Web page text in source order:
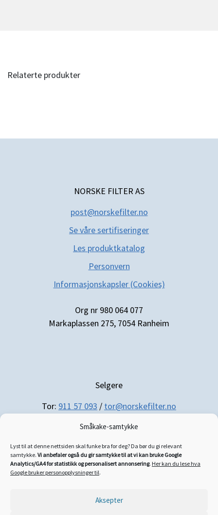
Småkake-samtykke
Lyst til at denne nettsiden skal funke bra for deg? Da bør du gi relevant
samtykke. Vi anbefaler også du gir samtykke til at vi kan bruke Google
Analytics/GA4 for statistikk og personalisert annonsering. Her kan du lese hva
Google bruker personopplysninger til.
Aksepter
Relaterte produkter
NORSKE FILTER AS
post@norskefilter.no
Se våre sertifiseringer
Les produktkatalog
Personvern
Informasjonskapsler (Cookies)
Org nr 980 064 077
Markaplassen 275, 7054 Ranheim
Selgere
Tor: 911 57 093 / tor@norskefilter.no
Regnskap/administrasjon